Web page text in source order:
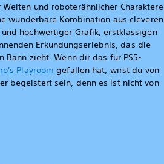
und roboterähnlicher Charaktere
wunderbare Kombination aus cleveren
hochwertiger Grafik, erstklassigen
Erkundungserlebnis, das die
Bann zieht. Wenn dir das für PS5-
Playroom gefallen hat, wirst du von
begeistert sein, denn es ist nicht von